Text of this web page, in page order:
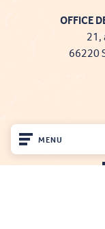
MENU
OFFICE
21,
66220